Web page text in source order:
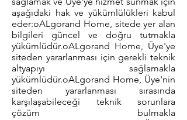
aşağıdaki hak ve yükümlülükleri kabul
eder:oALgorand Home, sitede yer alan
bilgileri güncel ve doğru tutmakla
yükümlüdür.oALgorand Home, Üye'ye
siteden yararlanması için gerekli teknik
altyapıyı sağlamakla
yükümlüdür.oALgorand Home, Üye'nin
siteden yararlanması sırasında
karşılaşabileceği teknik sorunlara
çözüm bulmakla